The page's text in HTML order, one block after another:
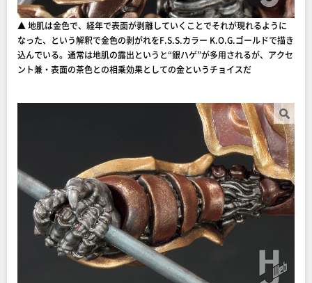
▲ 地肌は金色で、経年で表面が剥離していくことでそれが現れるように
なった、という解釈で金色の剥がれをF.S.S.カラー K.O.G.ゴールドで描き
込んでいる。通常は地肌の露出というと“銀ハゲ”が多用されるが、アクセ
ント兼・表面の茶色との相乗効果としての金というチョイスだ